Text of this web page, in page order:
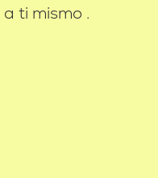
a ti mismo .